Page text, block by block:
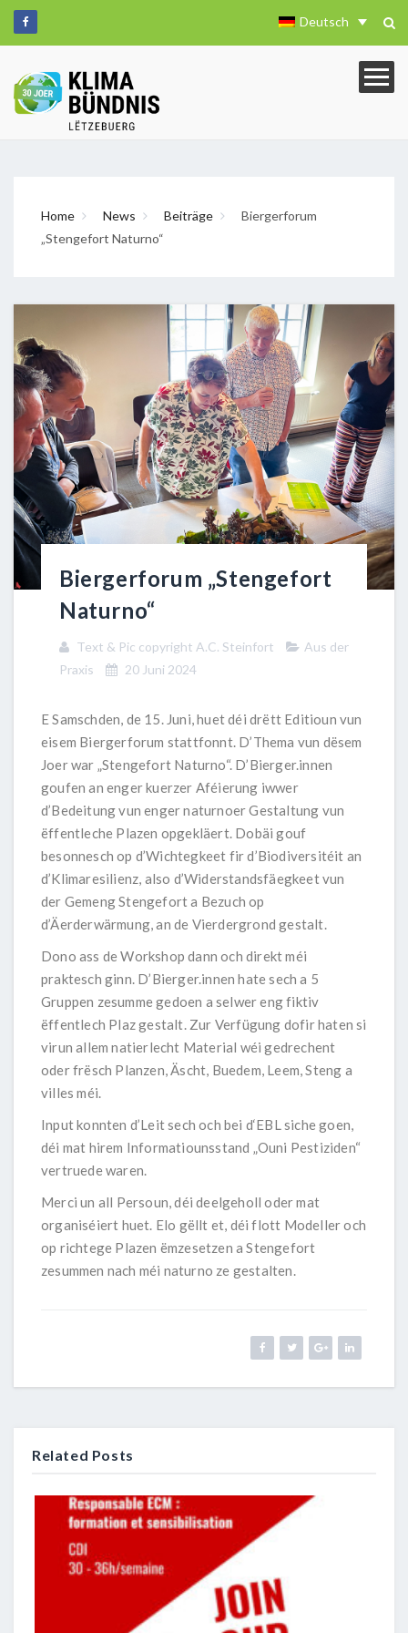
Deutsch
Home News Beiträge
Biergerforum
„Stengefort Naturno“
Biergerforum „Stengefort
Naturno“
Text & Pic copyright A.C. Steinfort
Aus der
Praxis
20 Juni 2024
E Samschden, de 15. Juni, huet déi drëtt Editioun vun
eisem Biergerforum stattfonnt. D’Thema vun dësem
Joer war „Stengefort Naturno“. D’Bierger.innen
goufen an enger kuerzer Aféierung iwwer
d’Bedeitung vun enger naturnoer Gestaltung vun
ëffentleche Plazen opgekläert. Dobäi gouf
besonnesch op d’Wichtegkeet fir d’Biodiversitéit an
d’Klimaresilienz, also d’Widerstandsfäegkeet vun
der Gemeng Stengefort a Bezuch op
d’Äerderwärmung, an de Vierdergrond gestalt.
Dono ass de Workshop dann och direkt méi
praktesch ginn. D’Bierger.innen hate sech a 5
Gruppen zesumme gedoen a selwer eng fiktiv
ëffentlech Plaz gestalt. Zur Verfügung dofir haten si
virun allem natierlecht Material wéi gedrechent
oder frësch Planzen, Äscht, Buedem, Leem, Steng a
villes méi.
Input konnten d’Leit sech och bei d‘EBL siche goen,
déi mat hirem Informatiounsstand „Ouni Pestiziden“
vertruede waren.
Merci un all Persoun, déi deelgeholl oder mat
organiséiert huet. Elo gëllt et, déi flott Modeller och
op richtege Plazen ëmzesetzen a Stengefort
zesummen nach méi naturno ze gestalten.
Related Posts